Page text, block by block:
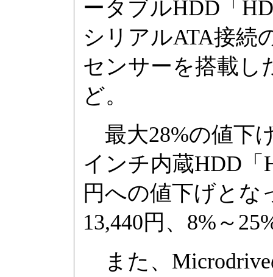
ータブルHDD「
シリアルATA接続
センサーを搭載し
ど。
最大28%の値下
インチ内蔵HDD「
円への値下げとな
13,440円、8%～
また、Microdrive